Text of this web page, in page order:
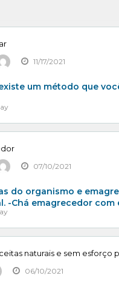
11/17/2021
um método que
07/10/2021
do organismo e
-Chá emagrecedor
06/10/2021